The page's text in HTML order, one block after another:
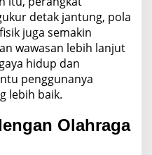
detak jantung, pola
juga semakin
wawasan lebih lanjut
hidup dan
penggunanya
lebih baik.
Olahraga